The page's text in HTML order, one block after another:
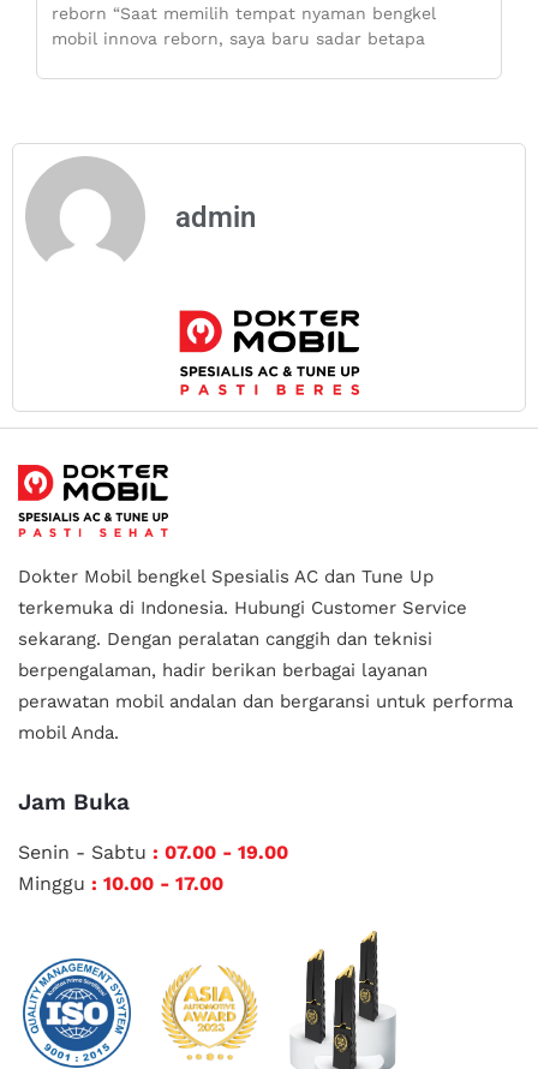
reborn “Saat memilih tempat nyaman bengkel
mobil innova reborn, saya baru sadar betapa
admin
Dokter Mobil bengkel Spesialis AC dan Tune Up
terkemuka di Indonesia. Hubungi Customer Service
sekarang. Dengan peralatan canggih dan teknisi
berpengalaman, hadir berikan berbagai layanan
perawatan mobil andalan dan bergaransi untuk performa
mobil Anda.
Jam Buka
Senin - Sabtu : 07.00 - 19.00
Minggu : 10.00 - 17.00